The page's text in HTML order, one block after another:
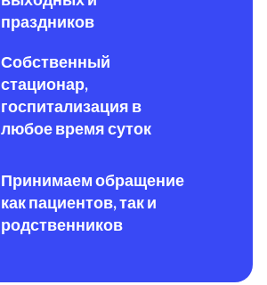
праздников
Собственный
стационар,
госпитализация в
любое время суток
Принимаем обращение
как пациентов, так и
родственников